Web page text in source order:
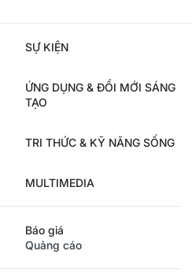
SỰ KIỆN
ỨNG DỤNG & ĐỔI MỚI SÁNG
TẠO
TRI THỨC & KỸ NĂNG SỐNG
MULTIMEDIA
Báo giá
Quảng cáo